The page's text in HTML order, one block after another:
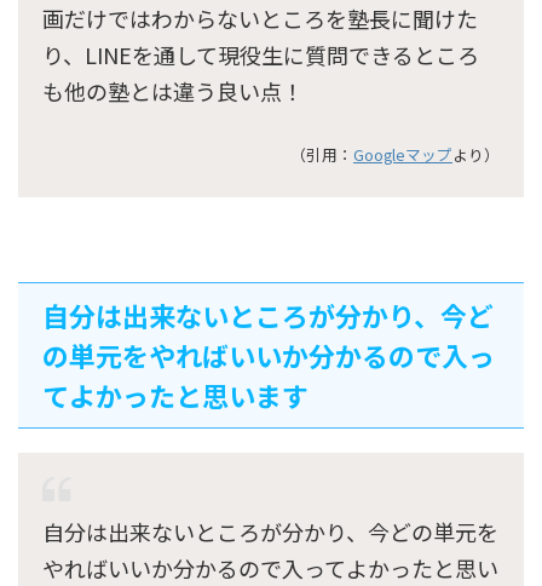
画だけではわからないところを塾長に聞けた
り、LINEを通して現役生に質問できるところ
も他の塾とは違う良い点！
（引用： Googleマップより）
自分は出来ないところが分かり、今ど
の単元をやればいいか分かるので入っ
てよかったと思います
自分は出来ないところが分かり、今どの単元を
やればいいか分かるので入ってよかったと思い